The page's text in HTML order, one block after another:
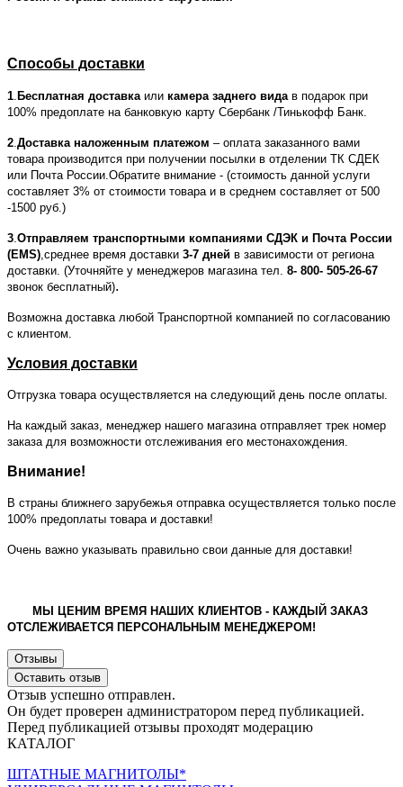
Способы доставки
1 Бесплатная доставка или камера заднего вида в подарок при
100% предоплате на банковкую карту Сбербанк /Тинькофф Банк.
2 Доставка наложенным платежом – оплата заказанного вами
товара производится при получении посылки в отделении ТК СДЕК
или Почта России.Обратите внимание - (стоимость данной услуги
составляет 3% от стоимости товара и в среднем составляет от 500
-1500 руб.)
3 Отправляем транспортными компаниями СДЭК и Почта России
(EMS) ,среднее время доставки 3-7 дней в зависимости от региона
доставки. (Уточняйте у менеджеров магазина тел. 8- 800- 505-26-67
звонок бесплатный).
Возможна доставка любой Транспортной компанией по согласованию
с клиентом.
Условия доставки
Отгрузка товара осуществляется на следующий день после оплаты.
На каждый заказ, менеджер нашего магазина отправляет трек номер
заказа для возможности отслеживания его местонахождения.
Внимание!
В страны ближнего зарубежья отправка осуществляется только после
100% предоплаты товара и доставки!
Очень важно указывать правильно свои данные для доставки!
МЫ ЦЕНИМ ВРЕМЯ НАШИХ КЛИЕНТОВ - КАЖДЫЙ ЗАКАЗ
ОТСЛЕЖИВАЕТСЯ ПЕРСОНАЛЬНЫМ МЕНЕДЖЕРОМ!
Отзывы
Оставить отзыв
Отзыв успешно отправлен.
Он будет проверен администратором перед публикацией.
Перед публикацией отзывы проходят модерацию
КАТАЛОГ
ШТАТНЫЕ МАГНИТОЛЫ*